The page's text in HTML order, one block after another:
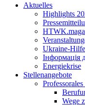
Aktuelles
Highlights
Ukraine-Hilfe
Інформація
Energiekrise
Stellenangebote
Professorales
Wege